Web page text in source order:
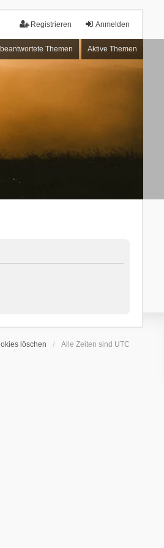
Anmelden
Registrieren
Themen Aktive Themen
löschen Alle Zeiten sind UTC